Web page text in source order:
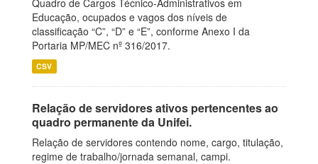
Quadro de Cargos Técnico-Administrativos em
Educação, ocupados e vagos dos níveis de
classificação “C”, “D” e “E”, conforme Anexo I da
Portaria MP/MEC nº 316/2017.
CSV
Relação de servidores ativos pertencentes ao
quadro permanente da Unifei.
Relação de servidores contendo nome, cargo, titulação,
regime de trabalho/jornada semanal, campi.